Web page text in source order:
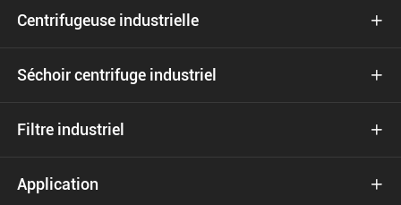
Centrifugeuse industrielle 
Séchoir centrifuge industriel 
Filtre industriel 
Application 